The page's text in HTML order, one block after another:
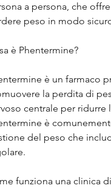
a persona, che
peso in modo
è Phentermine?
è un farmaco
la perdita di
centrale per ridurre
è
del peso che
funziona una clinica